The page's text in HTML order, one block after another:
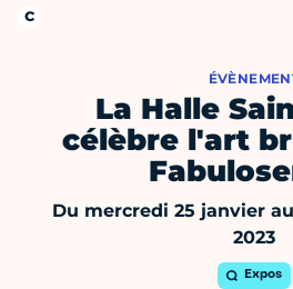
La Halle
célèbre l'art
Du mercredi 25 janvier
2023
Expos